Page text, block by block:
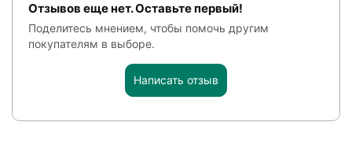
Отзывов еще нет. Оставьте первый!
Поделитесь мнением, чтобы помочь другим
покупателям в выборе.
Написать отзыв